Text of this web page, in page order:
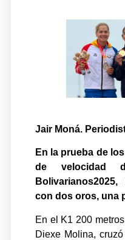
Jair Moná.
En la prueba de
de velocidad
con dos oros, una
En el K1 200
Diexe Molina,